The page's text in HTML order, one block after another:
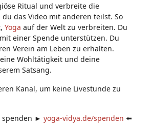
Ritual und verbreite die
das Video mit anderen teilst. So
Yoga auf der Welt zu verbreiten. Du
einer Spende unterstützen. Du
Verein am Leben zu erhalten.
Wohltätigkeit und deine
Satsang.
Kanal, um keine Livestunde zu
► yoga-vidya.de/spenden ⬅️